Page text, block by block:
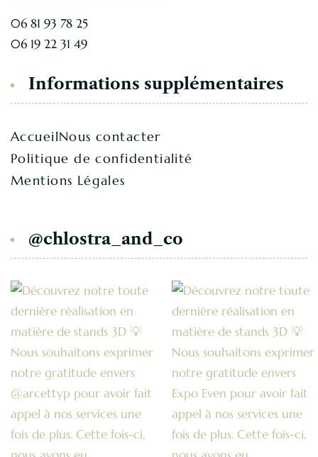
06 81 93 78 25
06 19 22 31 49
Informations supplémentaires
AccueilNous contacter
Politique de confidentialité
Mentions Légales
@chlostra_and_co